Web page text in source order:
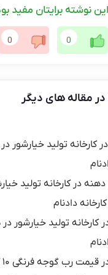
این نوشته برایتان مفید
0
0
مقاله های دیگر
درکارخانه تولید خیارشور
دهنه درکارخانه تولید
دادنام
کارخانه تولید خیارشور
قیمت رب گوجه فرنگی ۱۰ کیلویی